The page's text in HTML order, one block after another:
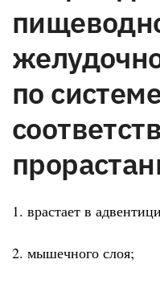
по
1. врастает в
2. мышечного слоя;